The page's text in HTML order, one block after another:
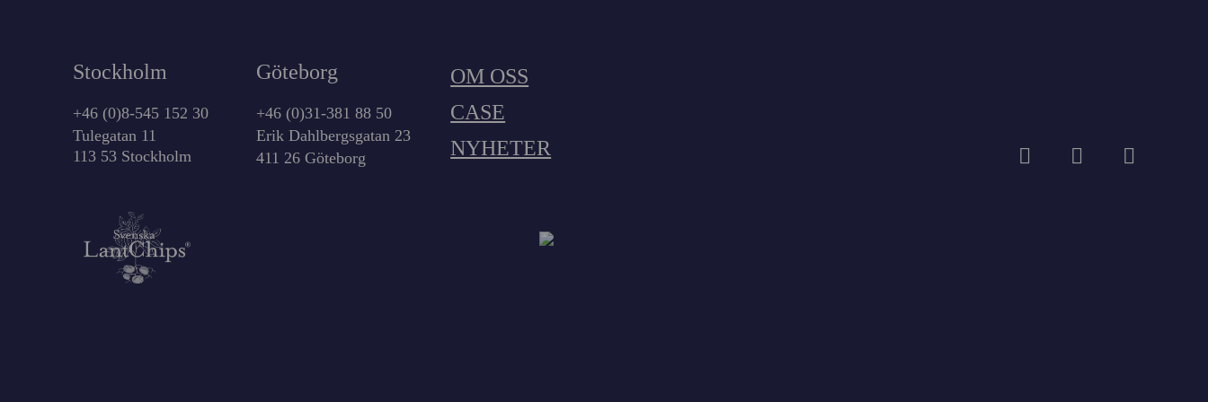
Stockholm
+46 (0)8-545 152 30
Tulegatan 11
113 53 Stockholm
Göteborg
+46 (0)31-381 88 50
Erik Dahlbergsgatan 23
411 26 Göteborg
OM OSS
CASE
NYHETER